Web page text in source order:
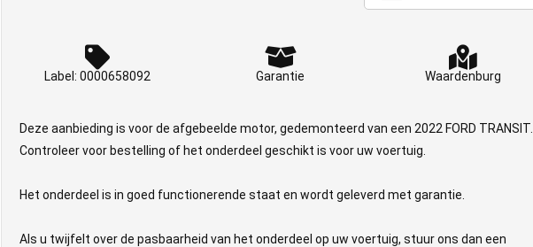
Label: 0000658092 Garantie Waardenburg
Deze aanbieding is voor de afgebeelde motor, gedemonteerd van een 2022 FORD TRANSIT.
Controleer voor bestelling of het onderdeel geschikt is voor uw voertuig.
Het onderdeel is in goed functionerende staat en wordt geleverd met garantie.
Als u twijfelt over de pasbaarheid van het onderdeel op uw voertuig, stuur ons dan een